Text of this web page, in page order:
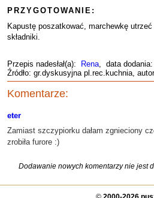
PRZYGOTOWANIE:
Kapustę poszatkować, marchewkę
składniki.
Przepis nadesłał(a): Rena, data dodania:
Źródło: gr.dyskusyjna pl.rec.kuchnia,
Komentarze:
eter
Zamiast szczypiorku dałam zgnieciony
zrobiła furore :)
Dodawanie nowych komentarzy nie jest